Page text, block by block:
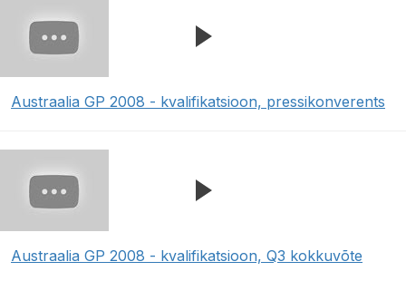
Austraalia GP 2008 - kvalifikatsioon, pressikonverents
Austraalia GP 2008 - kvalifikatsioon, Q3 kokkuvõte